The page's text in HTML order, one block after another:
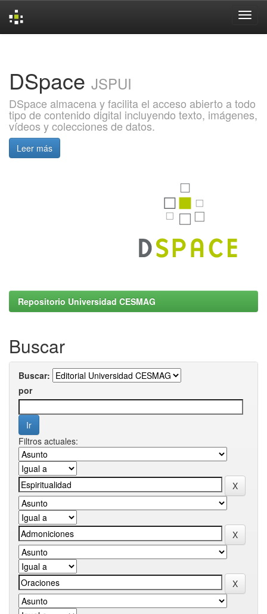
DSpace JSPUI
DSpace almacena y facilita el acceso abierto a todo
tipo de contenido digital incluyendo texto, imágenes,
vídeos y colecciones de datos.
Leer más
Repositorio Universidad CESMAG
Buscar
Buscar:
por
Filtros actuales: